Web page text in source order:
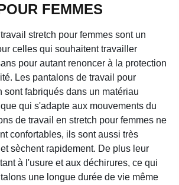
FEMMES
stretch pour femmes sont un
celles qui souhaitent travailler
pour autant renoncer à la protection
Les pantalons de travail pour
sont fabriqués dans un matériau
qui s'adapte aux mouvements du
de travail en stretch pour femmes ne
confortables, ils sont aussi très
sèchent rapidement. De plus leur
à l'usure et aux déchirures, ce qui
une longue durée de vie même